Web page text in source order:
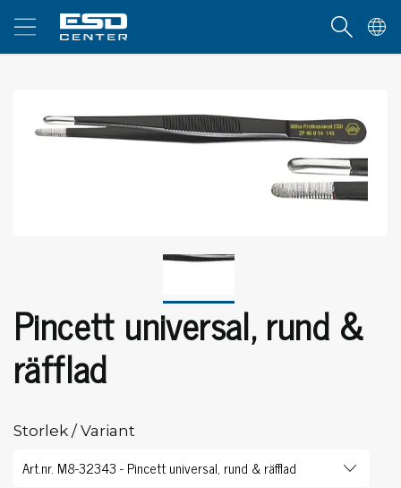
Pincett universal, rund &
räfflad
Storlek / Variant